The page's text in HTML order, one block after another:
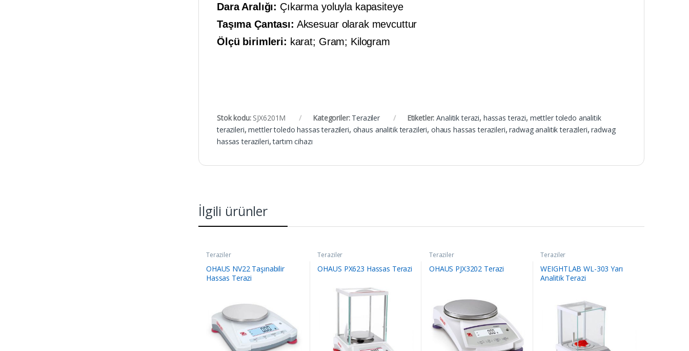
Dara Aralığı: Çıkarma yoluyla kapasiteye
Taşıma Çantası: Aksesuar olarak mevcuttur
Ölçü birimleri: karat; Gram; Kilogram
Stok kodu: SJX6201M Kategoriler: Teraziler Etiketler:Analitik terazi, hassas terazi, mettler toledo analitik
terazileri,mettler toledo hassas terazileri, ohaus analitik terazileri, ohaus hassas terazileri,radwag analitik terazileri,radwag
hassas terazileri,tartım cihazı
İlgili ürünler
Teraziler
OHAUS NV22 Taşınabilir
Hassas Terazi
Teraziler
OHAUS PX623 Hassas Terazi
Teraziler
OHAUS PJX3202 Terazi
Teraziler
WEIGHTLAB WL-303 Yarı
Analitik Terazi